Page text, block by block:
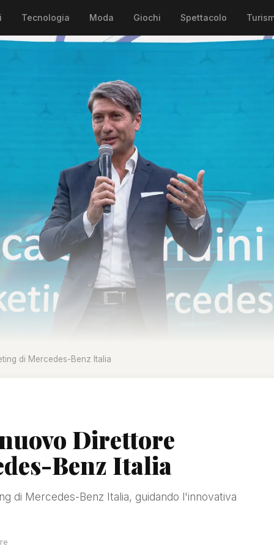
Tecnologia Moda Giochi Spettacolo
di Mercedes-Benz Italia
Direttore
Benz Italia
di Mercedes-Benz Italia, guidando l'innovativa